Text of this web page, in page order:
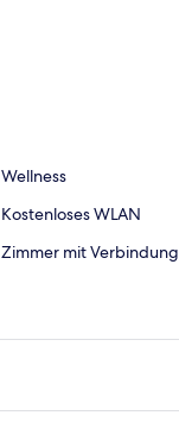
Wellness
Kostenloses WLAN
Zimmer mit